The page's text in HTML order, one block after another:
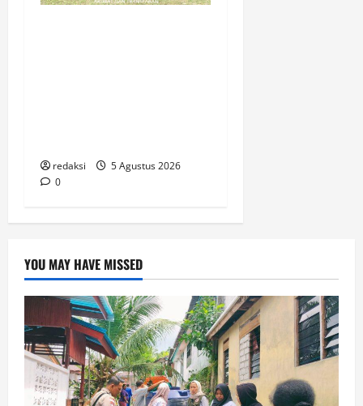
redaksi
5 Agustus 2026
0
YOU MAY HAVE MISSED